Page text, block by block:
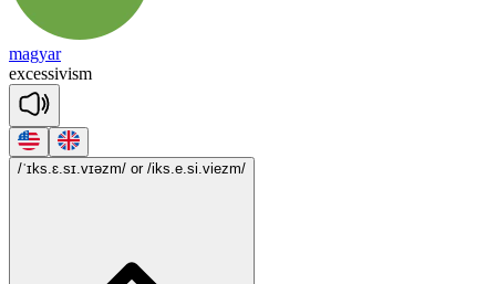
magyar
excessivism
/ˈɪks.ɛ.sɪ.vɪəzm/ or /iks.e.si.viezm/